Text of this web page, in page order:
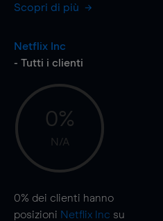
Scopri di più
Netflix Inc
- Tutti i clienti
0%
N/A
0% dei clienti hanno
posizioni Netflix Inc su